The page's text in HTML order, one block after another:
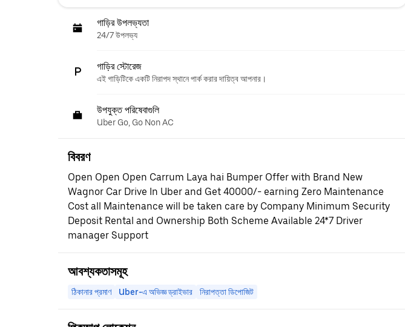
গাড়ির উপলভ্যতা
24/7 উপলভ্য
গাড়ির স্টোরেজ
এই গাড়িটিকে একটি নিরাপদ স্থানে পার্ক করার দায়িত্ব আপনার।
উপযুক্ত পরিষেবাগুলি
Uber Go, Go Non AC
বিবরণ
Open Open Open Carrum Laya hai Bumper Offer with Brand New
Wagnor Car Drive In Uber and Get 40000/- earning Zero Maintenance
Cost all Maintenance will be taken care by Company Minimum Security
Deposit Rental and Ownership Both Scheme Available 24*7 Driver
manager Support
আবশ্যকতাসমূহ
ঠিকানার প্রমাণ Uber-এ অভিজ্ঞ ড্রাইভার নিরাপত্তা ডিপোজিট